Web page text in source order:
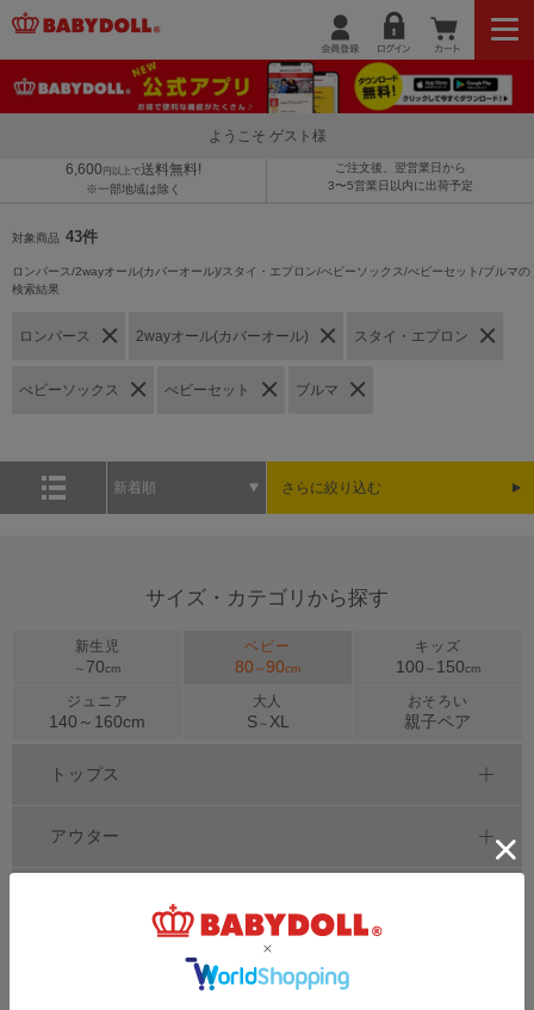
ようこそ ゲスト様
6,600 円以上で送料無料!
※一部地域は除く
ご注文後、翌営業日から
3〜5営業日以内に出荷予定
対象商品 43件
ロンパース/2wayオール(カバーオール)/スタイ・エプロン/べビーソックス/べビーセット/ブルマの
検索結果
ロンパース 2wayオール(カバーオール) スタイ・エプロン
べビーソックス べビーセット ブルマ
新着順 さらに絞り込む
サイズ・カテゴリから探す
新生児
～ 70cm
ベビー
80 ～90cm
キッズ
100 ～ 150cm
ジュニア
140～ 160cm
大人
S～ XL
おそろい
親子ペア
トップス
アウター